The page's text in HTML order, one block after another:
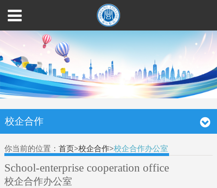
校企合作
你当前的位置： 首页>校企合作>校企合作办公室
School-enterprise cooperation office
校企合作办公室